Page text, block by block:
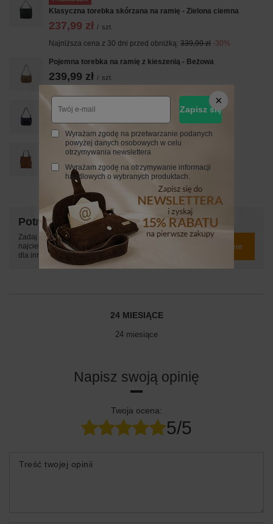
Klasyczna torebka skórzana na ramię - Zielona ciemna
237,99 zł / szt.
Najniższa cena z 30 dni przed obniżką: 339,99 zł -30%
Pojemna torebka na ramię z kieszenią - Beżowa
239,99 zł / szt.
Pojemna torebka na ramię z kieszenią - Granatowa
239,99 zł
Modna torebka skórzana damska - Brązowa jasna
359,99 zł
Potrzebujesz pomocy? Masz pytania?
Zadaj pytanie a my odpowiemy niezwłocznie,
najciekawsze pytania i odpowiedzi publikując
dla innych.
Zadaj pytanie
24 MIESIĄCE
24 miesiące
Napisz swoją opinię
Twoja ocena:
5/5
Treść twojej opinii
Zapisz się
Wyrażam zgodę na przetwarzanie podanych
powyżej danych osobowych w celu
otrzymywania newslettera
Wyrażam zgodę na otrzymywanie informacji
handlowych o wybranych produktach.